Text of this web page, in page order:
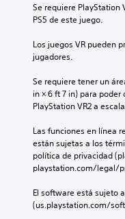
Se requiere PlayStation
PS5 de este juego.
Los juegos VR pueden
jugadores.
Se requiere tener un
in × 6 ft 7 in) para
PlayStation VR2 a
Las funciones en línea
están sujetas a los
política de privacidad
playstation.com/legal/
El software está sujeto
(us.playstation.com/